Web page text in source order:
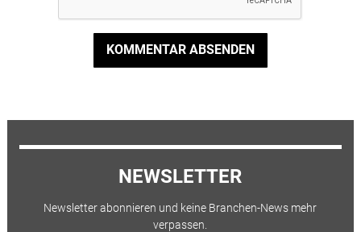
KOMMENTAR ABSENDEN
NEWSLETTER
Newsletter abonnieren und keine Branchen-News mehr
verpassen.